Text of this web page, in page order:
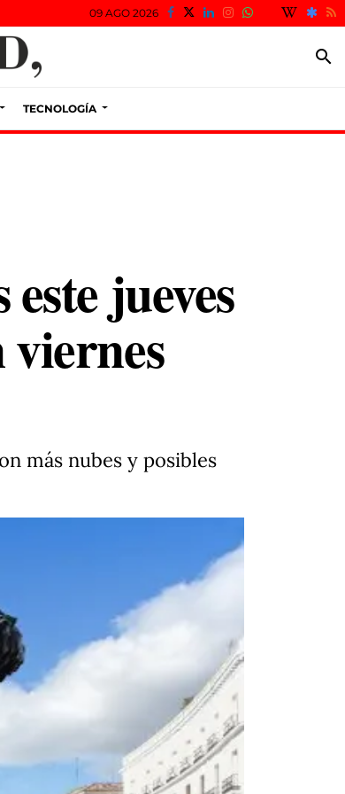
09 AGO 2026
search
TECNOLOGÍA
jueves
viernes
más nubes y posibles